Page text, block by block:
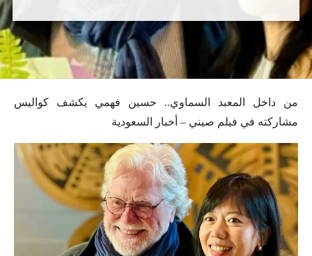
من داخل المعبد السماوي.. حسين فهمي يكشف كواليس
مشاركته في فيلم صيني – أخبار السعودية